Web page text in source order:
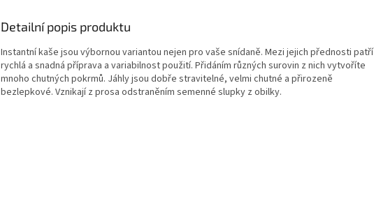
Detailní popis produktu
Instantní kaše jsou výbornou variantou nejen pro vaše snídaně. Mezi jejich přednosti patří
rychlá a snadná příprava a variabilnost použití. Přidáním různých surovin z nich vytvoříte
mnoho chutných pokrmů. Jáhly jsou dobře stravitelné, velmi chutné a přirozeně
bezlepkové. Vznikají z prosa odstraněním semenné slupky z obilky.